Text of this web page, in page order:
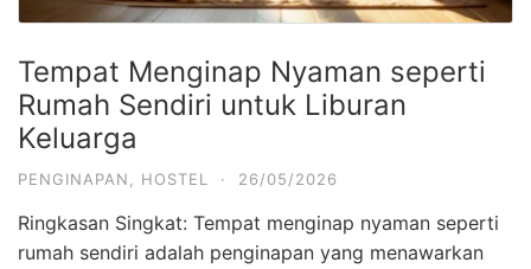
Tempat Menginap Nyaman seperti
Rumah Sendiri untuk Liburan
Keluarga
PENGINAPAN, HOSTEL · 26/05/2026
Ringkasan Singkat: Tempat menginap nyaman seperti
rumah sendiri adalah penginapan yang menawarkan